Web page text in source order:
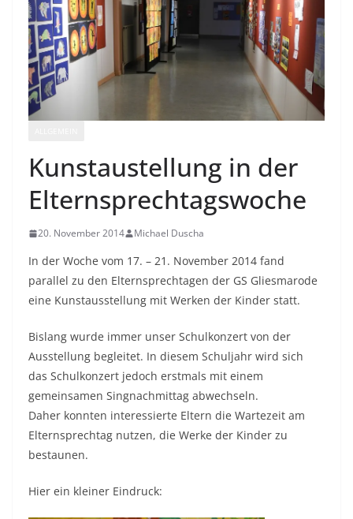
Kunstaustellung in der
Elternsprechtagswoche
20. November 2014 Michael Duscha
In der Woche vom 17. – 21. November 2014 fand
parallel zu den Elternsprechtagen der GS Gliesmarode
eine Kunstausstellung mit Werken der Kinder statt.
Bislang wurde immer unser Schulkonzert von der
Ausstellung begleitet. In diesem Schuljahr wird sich
das Schulkonzert jedoch erstmals mit einem
gemeinsamen Singnachmittag abwechseln.
Daher konnten interessierte Eltern die Wartezeit am
Elternsprechtag nutzen, die Werke der Kinder zu
bestaunen.
Hier ein kleiner Eindruck: